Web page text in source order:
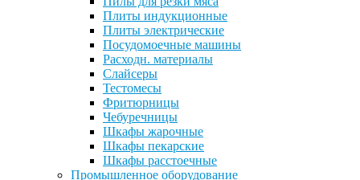
Плиты индукционные
Плиты электрические
Посудомоечные машины
Расходн. материалы
Слайсеры
Тестомесы
Фритюрницы
Чебуречницы
Шкафы жарочные
Шкафы пекарские
Шкафы расстоечные
Промышленное оборудование